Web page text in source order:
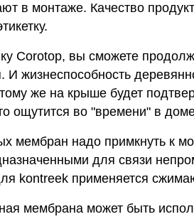
в монтаже. Качество
Corotop, вы сможете
И жизнеспособность
же на крыше будет
ощутится во "времени" в
мембран надо примкнуть к
для связи
kontreek применяется
мембрана может быть